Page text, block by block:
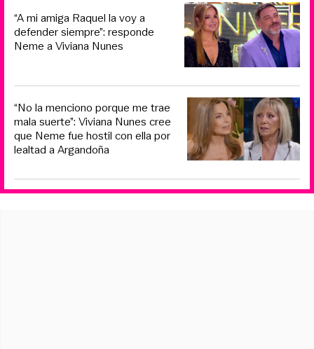
“A mi amiga Raquel la voy a
defender siempre”: responde
Neme a Viviana Nunes
“No la menciono porque me trae
mala suerte”: Viviana Nunes cree
que Neme fue hostil con ella por
lealtad a Argandoña